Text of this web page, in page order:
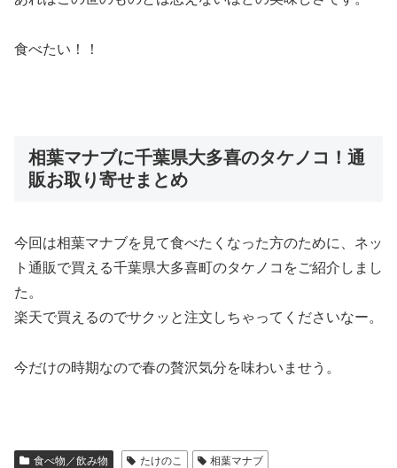
食べたい！！
相葉マナブに千葉県大多喜のタケノコ！通
販お取り寄せまとめ
今回は相葉マナブを見て食べたくなった方のために、ネッ
ト通販で買える千葉県大多喜町のタケノコをご紹介しまし
た。
楽天で買えるのでサクッと注文しちゃってくださいなー。
今だけの時期なので春の贅沢気分を味わいませう。
食べ物／飲み物 たけのこ 相葉マナブ